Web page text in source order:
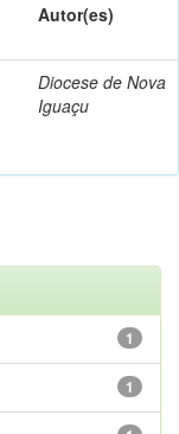
Autor(es)
Diocese de Nova
Iguaçu
1
1